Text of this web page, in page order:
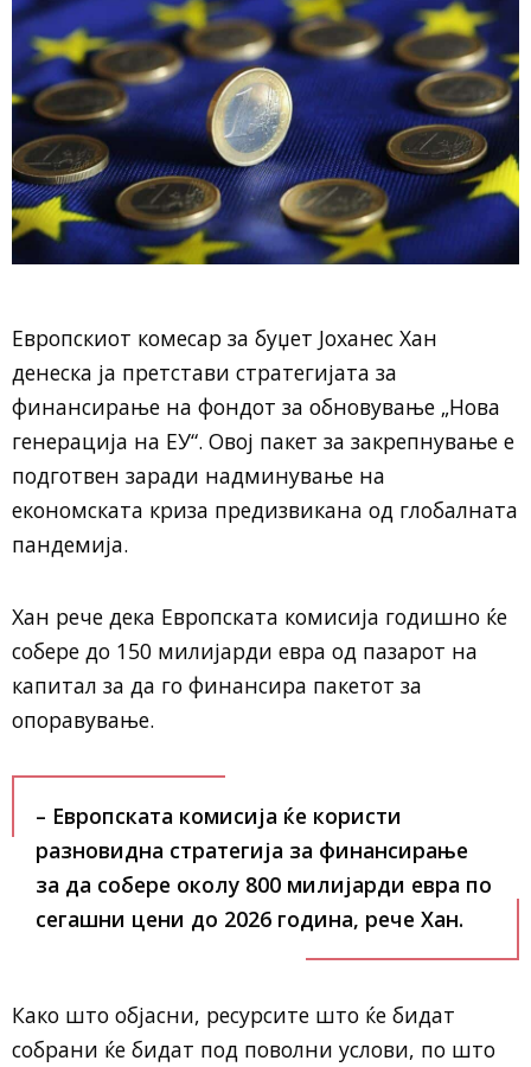
Европскиот комесар за буџет Јоханес Хан
денеска ја претстави стратегијата за
финансирање на фондот за обновување „Нова
генерација на ЕУ“. Овој пакет за закрепнување е
подготвен заради надминување на
економската криза предизвикана од глобалната
пандемија.
Хан рече дека Европската комисија годишно ќе
собере до 150 милијарди евра од пазарот на
капитал за да го финансира пакетот за
опоравување.
– Европската комисија ќе користи
разновидна стратегија за финансирање
за да собере околу 800 милијарди евра по
сегашни цени до 2026 година, рече Хан.
Како што објасни, ресурсите што ќе бидат
собрани ќе бидат под поволни услови, по што